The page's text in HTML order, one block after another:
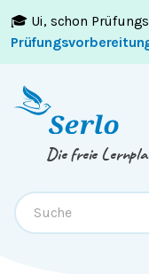
🎓 Ui, schon
Springe zumInhalt
Die freie